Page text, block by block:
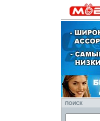
ПОИСК